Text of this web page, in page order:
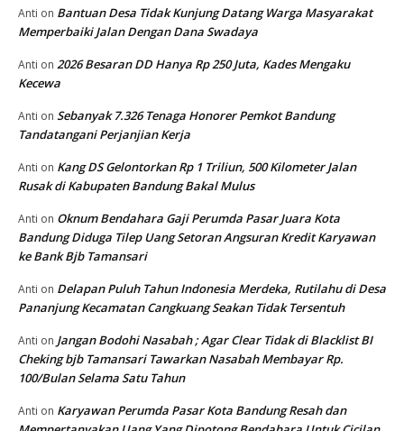
Anti on Bantuan Desa Tidak Kunjung Datang Warga Masyarakat
Memperbaiki Jalan Dengan Dana Swadaya
Anti on 2026 Besaran DD Hanya Rp 250 Juta, Kades Mengaku
Kecewa
Anti on Sebanyak 7.326 Tenaga Honorer Pemkot Bandung
Tandatangani Perjanjian Kerja
Anti on Kang DS Gelontorkan Rp 1 Triliun, 500 Kilometer Jalan
Rusak di Kabupaten Bandung Bakal Mulus
Anti on Oknum Bendahara Gaji Perumda Pasar Juara Kota
Bandung Diduga Tilep Uang Setoran Angsuran Kredit Karyawan
ke Bank Bjb Tamansari
Anti on Delapan Puluh Tahun Indonesia Merdeka, Rutilahu di Desa
Pananjung Kecamatan Cangkuang Seakan Tidak Tersentuh
Anti on Jangan Bodohi Nasabah ; Agar Clear Tidak di Blacklist BI
Cheking bjb Tamansari Tawarkan Nasabah Membayar Rp.
100/Bulan Selama Satu Tahun
Anti on Karyawan Perumda Pasar Kota Bandung Resah dan